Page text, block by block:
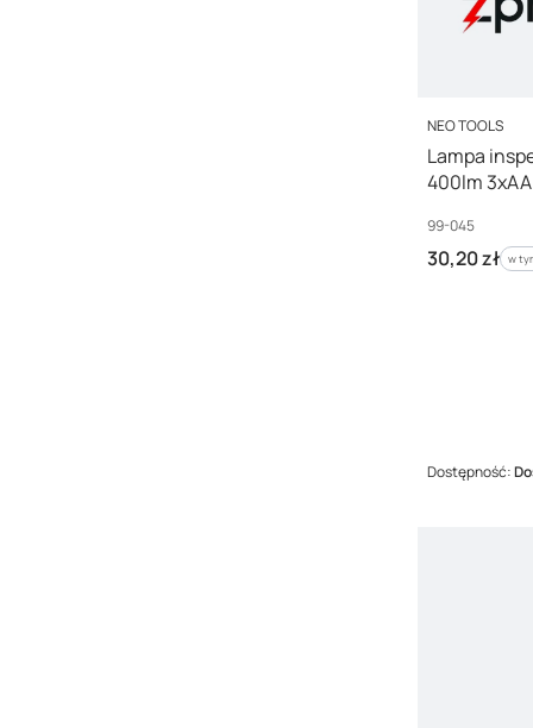
PRODUCENT
NEO TOOLS
Lampa
400lm
Kod producenta
99-045
Cena brutto
30,20 zł w
w
Dostępność: